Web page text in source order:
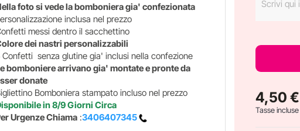
foto si vede la bomboniera gia' confezionata
inclusa nel prezzo
messi dentro il sacchettino
dei nastri personalizzabili
Confetti senza glutine gia' inclusi nella confezione
bomboniere arrivano gia' montate e pronte da
donate
Bomboniera stampato incluso nel prezzo
in 8/9 Giorni Circa
Urgenze Chiama:3406407345
4,50 €
Tasse incluse